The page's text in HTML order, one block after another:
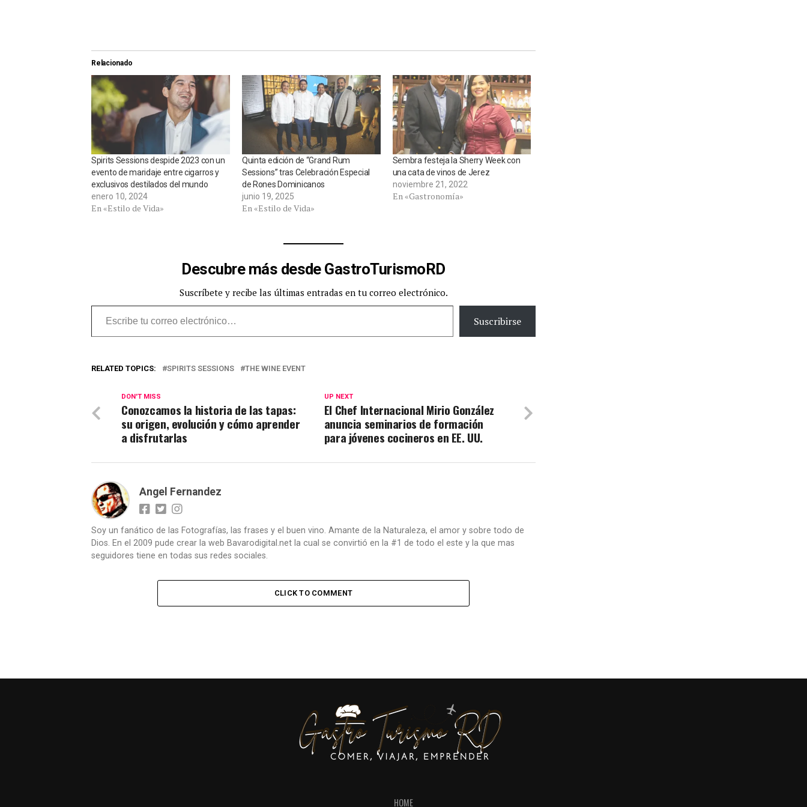
Relacionado
Spirits Sessions despide 2023 con un
evento de maridaje entre cigarros y
exclusivos destilados del mundo
enero 10, 2024
En «Estilo de Vida»
Quinta edición de “Grand Rum
Sessions” tras Celebración Especial
de Rones Dominicanos
junio 19, 2025
En «Estilo de Vida»
Sembra festeja la Sherry Week con
una cata de vinos de Jerez
noviembre 21, 2022
En «Gastronomía»
Descubre más desde GastroTurismoRD
Suscríbete y recibe las últimas entradas en tu correo electrónico.
Escribe tu correo electrónico…
Suscribirse
RELATED TOPICS: SPIRITS SESSIONS THE WINE EVENT
UP NEXT
El Chef Internacional Mirio González
anuncia seminarios de formación
para jóvenes cocineros en EE. UU.
DON'T MISS
Conozcamos la historia de las tapas:
su origen, evolución y cómo aprender
a disfrutarlas
Angel Fernandez
Soy un fanático de las Fotografías, las frases y el buen vino. Amante de la Naturaleza, el amor y sobre todo de
Dios. En el 2009 pude crear la web Bavarodigital.net la cual se convirtió en la #1 de todo el este y la que mas
seguidores tiene en todas sus redes sociales.
CLICK TO COMMENT
HOME